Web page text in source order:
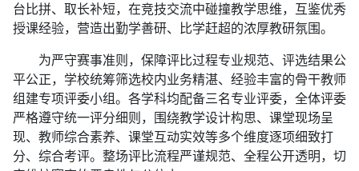
台比拼、取长补短，在竞技交流中碰撞教学思维，互鉴优秀
授课经验，营造出勤学善研、比学赶超的浓厚教研氛围。
为严守赛事准则，保障评比过程专业规范、评选结果公
平公正，学校统筹筛选校内业务精湛、经验丰富的骨干教师
组建专项评委小组。各学科均配备三名专业评委，全体评委
严格遵守统一评分细则，围绕教学设计构思、课堂现场呈
现、教师综合素养、课堂互动实效等多个维度逐项细致打
分、综合考评。整场评比流程严谨规范、全程公开透明，切